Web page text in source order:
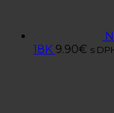
18K 9.90€ s